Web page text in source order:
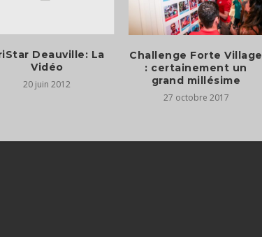
Deauville: La
Vidéo
20 juin 2012
Challenge Forte Village
: certainement un
grand millésime
27 octobre 2017